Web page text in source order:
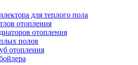
для теплого пола
отопления
отопления
полов
отопления